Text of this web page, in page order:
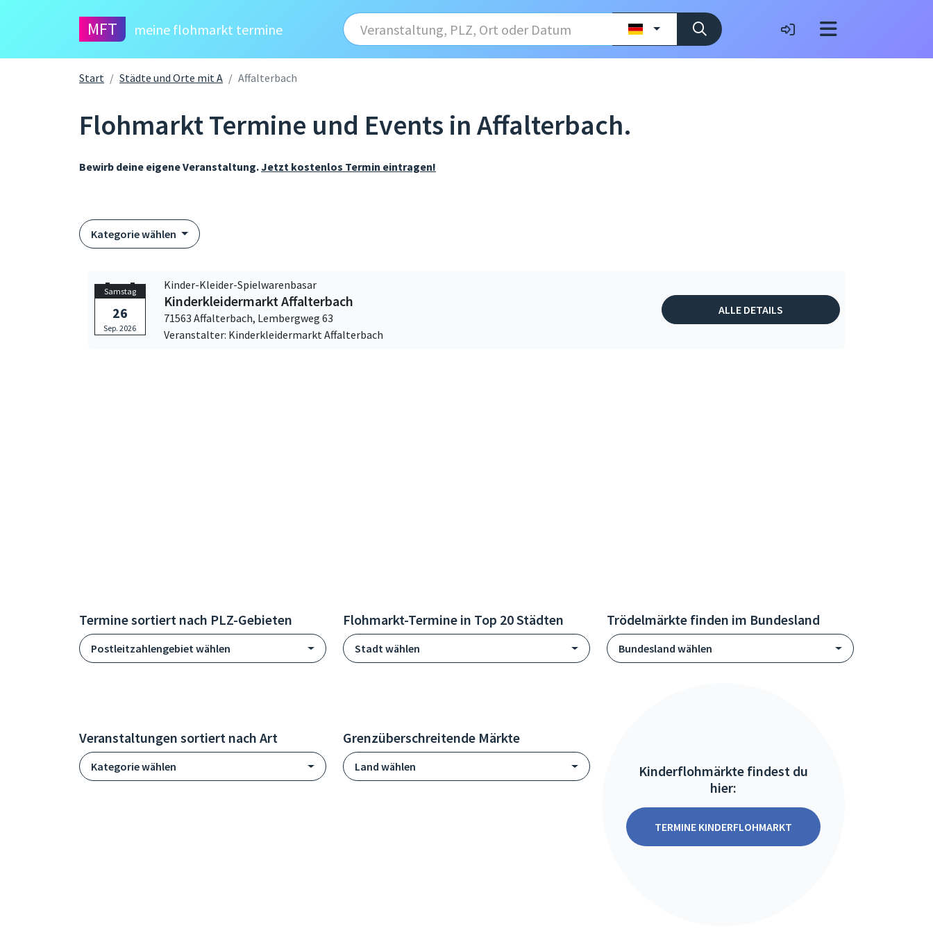
MFT meine flohmarkt termine
Start Städte und Orte mit A Affalterbach
Flohmarkt Termine und Events in Affalterbach.
Bewirb deine eigene Veranstaltung.Jetzt kostenlos Termin eintragen!
Kategorie wählen
Samstag
26
Sep. 2026
Kinder-Kleider-Spielwarenbasar
Kinderkleidermarkt Affalterbach
71563 Affalterbach, Lembergweg 63
Veranstalter: Kinderkleidermarkt Affalterbach
ALLE DETAILS
Termine sortiert nach PLZ-Gebieten
Postleitzahlengebiet wählen
Flohmarkt-Termine in Top 20 Städten
Stadt wählen
Trödelmärkte finden im Bundesland
Bundesland wählen
Veranstaltungen sortiert nach Art
Kategorie wählen
Grenzüberschreitende Märkte
Land wählen
Kinderflohmärkte findest du
hier:
TERMINE KINDERFLOHMARKT